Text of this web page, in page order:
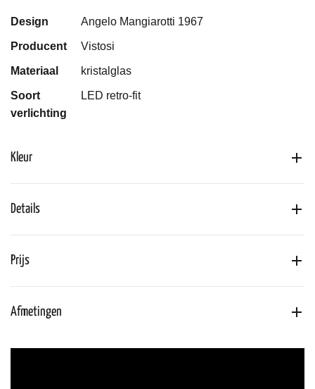
Design Angelo Mangiarotti 1967
Producent Vistosi
Materiaal kristalglas
Soort
verlichting
LED retro-fit
Kleur
Details
Prijs
Afmetingen